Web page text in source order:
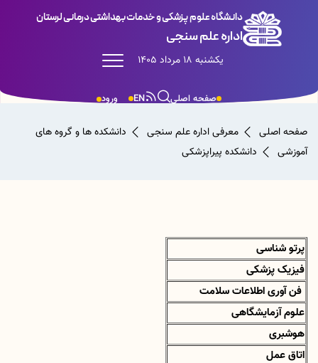
دانشگاه علوم پزشکی و خدمات بهداشتی درمانی لرستان
اداره علم سنجی
یکشنبه 18 مرداد 1405
ورود EN صفحه اصلی
صفحه اصلی معرفی اداره علم سنجی
دانشکده ها و گروه های
آموزشی
دانشکده پیراپزشکی
پرتو شناسی
فیزیک پزشکی
فن آوری اطلاعات سلامت
علوم آزمایشگاهی
هوشبری
اتاق عمل